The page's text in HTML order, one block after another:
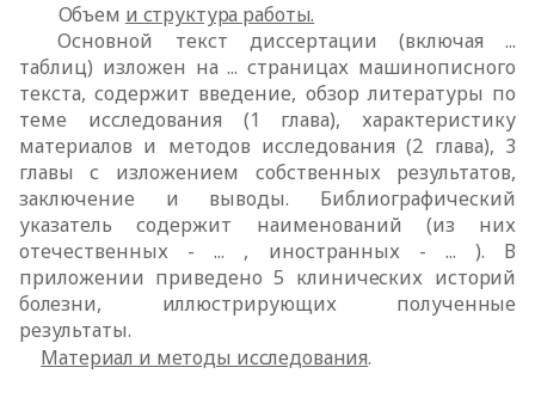
Объем и структура работы.
Основной текст диссертации (включая ...
таблиц) изложен на ... страницах машинописного
текста, содержит введение, обзор литературы по
теме исследования (1 глава), характеристику
материалов и методов исследования (2 глава), 3
главы с изложением собственных результатов,
заключение и выводы. Библиографический
указатель содержит наименований (из них
отечественных - ... , иностранных - ... ). В
приложении приведено 5 клинических историй
болезни, иллюстрирующих полученные
результаты.
Материал и методы исследования.